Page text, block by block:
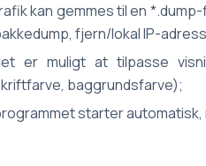
kan gemmes til en
fjern/lokal IP-
er muligt at tilpasse
baggrundsfarve);
starter automatisk,